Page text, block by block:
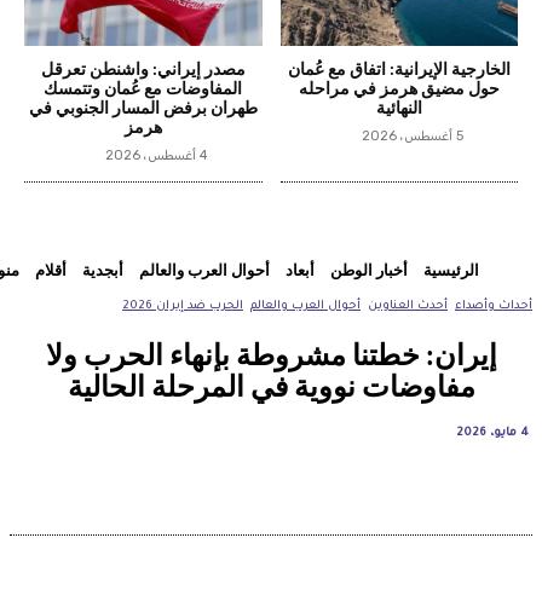
الخارجية الإيرانية: اتفاق مع عُمان
حول مضيق هرمز في مراحله
النهائية
5 أغسطس، 2026
مصدر إيراني: واشنطن تعرقل
المفاوضات مع عُمان وتتمسك
طهران برفض المسار الجنوبي في
هرمز
4 أغسطس، 2026